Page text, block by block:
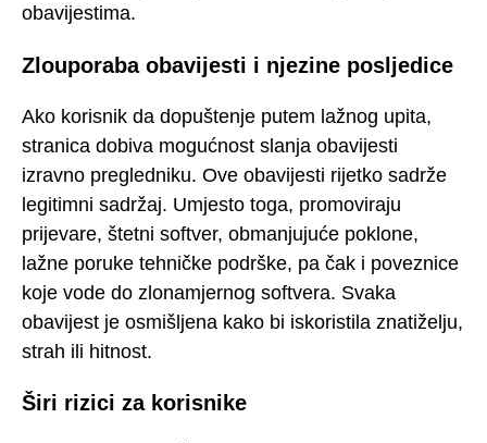
obavijestima.
Zlouporaba obavijesti i njezine posljedice
Ako korisnik da dopuštenje putem lažnog upita,
stranica dobiva mogućnost slanja obavijesti
izravno pregledniku. Ove obavijesti rijetko sadrže
legitimni sadržaj. Umjesto toga, promoviraju
prijevare, štetni softver, obmanjujuće poklone,
lažne poruke tehničke podrške, pa čak i poveznice
koje vode do zlonamjernog softvera. Svaka
obavijest je osmišljena kako bi iskoristila znatiželju,
strah ili hitnost.
Širi rizici za korisnike